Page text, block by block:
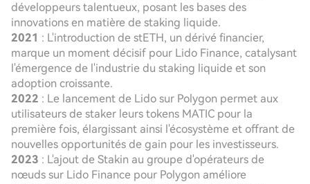
développeurs talentueux, posant les bases des
innovations en matière de staking liquide.
2021 : L'introduction de stETH, un dérivé financier,
marque un moment décisif pour Lido Finance, catalysant
l'émergence de l'industrie du staking liquide et son
adoption croissante.
2022 : Le lancement de Lido sur Polygon permet aux
utilisateurs de staker leurs tokens MATIC pour la
première fois, élargissant ainsi l'écosystème et offrant de
nouvelles opportunités de gain pour les investisseurs.
2023 : L'ajout de Stakin au groupe d'opérateurs de
nœuds sur Lido Finance pour Polygon améliore